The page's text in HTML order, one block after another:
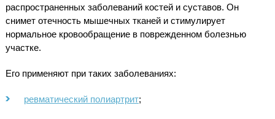
распространенных заболеваний костей и суставов. Он
снимет отечность мышечных тканей и стимулирует
нормальное кровообращение в поврежденном болезнью
участке.
Его применяют при таких заболеваниях:
ревматический полиартрит;